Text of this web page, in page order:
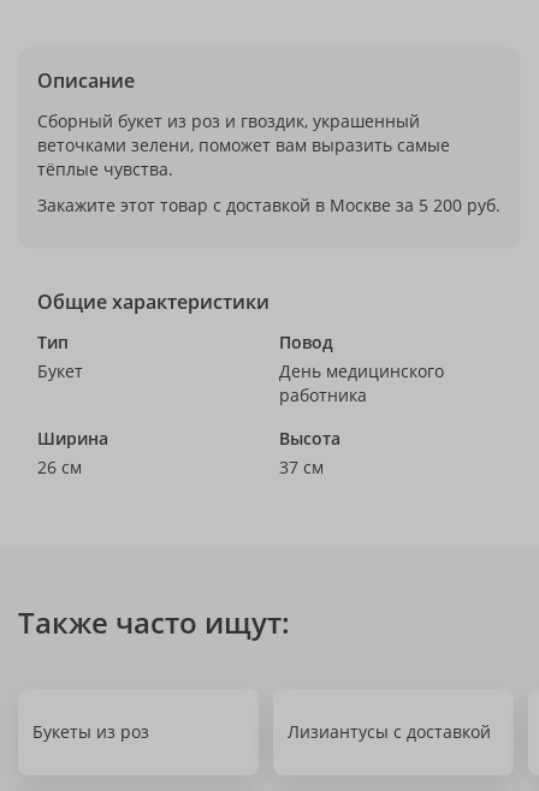
Описание
Сборный букет из роз и гвоздик, украшенный
веточками зелени, поможет вам выразить самые
тёплые чувства.
Закажите этот товар с доставкой в Москве за 5 200 руб.
Общие характеристики
Тип
Букет
Повод
День медицинского
работника
Ширина
26 см
Высота
37 см
Также часто ищут:
Букеты из роз Лизиантусы с доставкой